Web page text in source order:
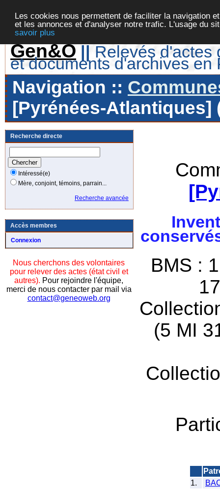
Les cookies nous permettent de faciliter la navigation
et les annonces et d'analyser notre trafic. L'usage du
savoir plus
Gen&O || Relevés d'actes
et documents d'archives en
Navigation ::
[Pyrénées-Atlantiques]
Recherche directe
Intéressé(e)
Mère, conjoint, témoins, parrain...
Recherche avancée
Accès membres
Connexion
Nous cherchons des volontaires
pour relever des actes (état civil et
autres). Pour rejoindre l'équipe,
merci de nous contacter par mail via
contact@geneoweb.org
BMS :
(5 MI
1.